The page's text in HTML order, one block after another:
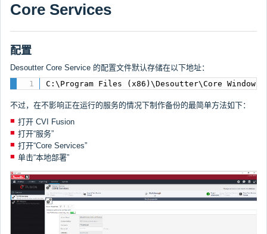
Core Services
配置
Desoutter Core Service 的配置文件默认存储在以下地址：
C:\Program Files (x86)\Desoutter\Core Windows
不过，在不影响正在运行的服务的情况下制作备份的最简单方法如下：
打开 CVI Fusion
打开“服务”
打开“Core Services”
单击“本地部署”